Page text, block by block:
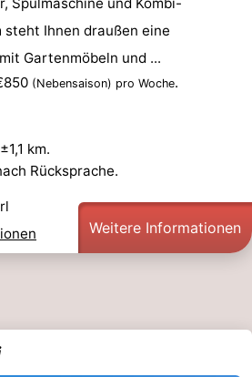
Ihnen draußen eine
Gartenmöbeln und ...
(Nebensaison) pro Woche.
km.
Rücksprache.
Weitere Informationen